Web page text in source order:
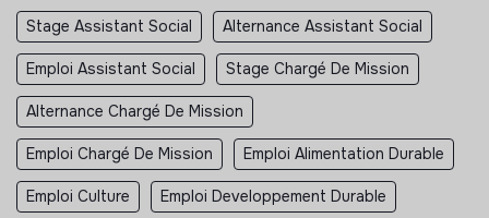
Stage Assistant Social Alternance Assistant Social
Emploi Assistant Social Stage Chargé De Mission
Alternance Chargé De Mission
Emploi Chargé De Mission Emploi Alimentation Durable
Emploi Culture Emploi Developpement Durable